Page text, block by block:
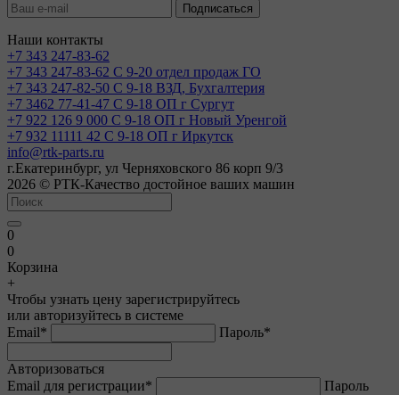
Наши контакты
+7 343 247-83-62
+7 343 247-83-62 С 9-20 отдел продаж ГО
+7 343 247-82-50 С 9-18 ВЗД, Бухгалтерия
+7 3462 77-41-47 С 9-18 ОП г Сургут
+7 922 126 9 000 С 9-18 ОП г Новый Уренгой
+7 932 11111 42 С 9-18 ОП г Иркутск
info@rtk-parts.ru
г.Екатеринбург, ул Черняховского 86 корп 9/3
2026 © РТК-Качество достойное ваших машин
0
0
Корзина
+
Чтобы узнать цену зарегистрируйтесь
или авторизуйтесь в системе
Email* Пароль*
Авторизоваться
Email для регистрации*
Пароль